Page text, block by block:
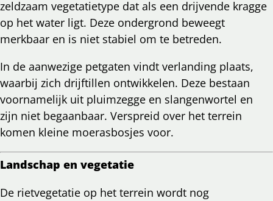
zeldzaam vegetatietype dat als een drijvende kragge
op het water ligt. Deze ondergrond beweegt
merkbaar en is niet stabiel om te betreden.
In de aanwezige petgaten vindt verlanding plaats,
waarbij zich drijftillen ontwikkelen. Deze bestaan
voornamelijk uit pluimzegge en slangenwortel en
zijn niet begaanbaar. Verspreid over het terrein
komen kleine moerasbosjes voor.
Landschap en vegetatie
De rietvegetatie op het terrein wordt nog